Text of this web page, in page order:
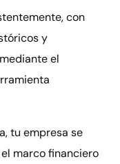
con
y
el
tu empresa se
marco financiero